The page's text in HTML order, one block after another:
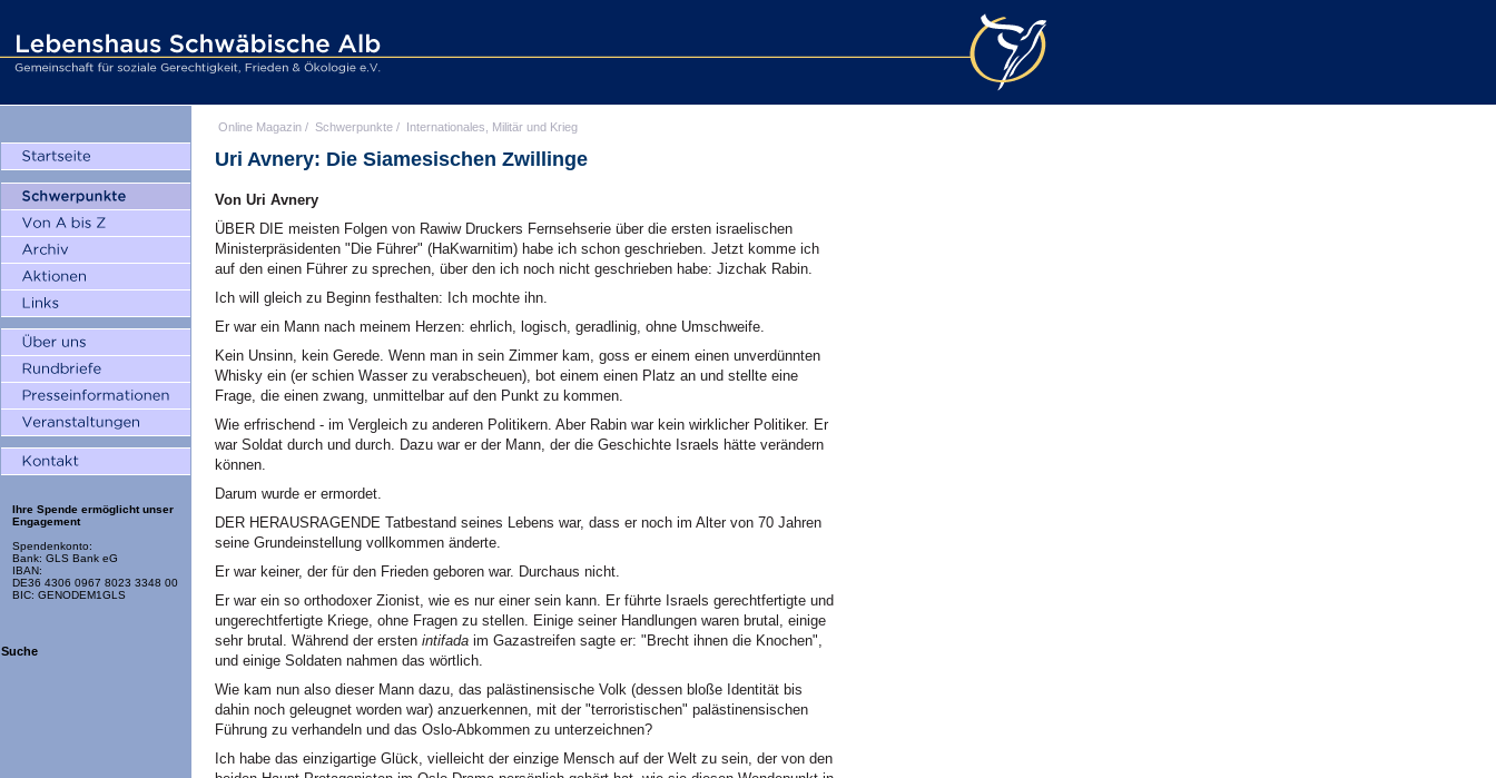
Ihre Spende ermöglicht unser
Engagement
Spendenkonto:
Bank: GLS Bank eG
IBAN:
DE36 4306 0967 8023 3348 00
BIC: GENODEM1GLS
Suche
Online Magazin / Schwerpunkte / Internationales, Militär und Krieg
Uri Avnery: Die Siamesischen Zwillinge
Von Uri Avnery
ÜBER DIE meisten Folgen von Rawiw Druckers Fernsehserie über die ersten israelischen
Ministerpräsidenten "Die Führer" (HaKwarnitim) habe ich schon geschrieben. Jetzt komme ich
auf den einen Führer zu sprechen, über den ich noch nicht geschrieben habe: Jizchak Rabin.
Ich will gleich zu Beginn festhalten: Ich mochte ihn.
Er war ein Mann nach meinem Herzen: ehrlich, logisch, geradlinig, ohne Umschweife.
Kein Unsinn, kein Gerede. Wenn man in sein Zimmer kam, goss er einem einen unverdünnten
Whisky ein (er schien Wasser zu verabscheuen), bot einem einen Platz an und stellte eine
Frage, die einen zwang, unmittelbar auf den Punkt zu kommen.
Wie erfrischend - im Vergleich zu anderen Politikern. Aber Rabin war kein wirklicher Politiker. Er
war Soldat durch und durch. Dazu war er der Mann, der die Geschichte Israels hätte verändern
können.
Darum wurde er ermordet.
DER HERAUSRAGENDE Tatbestand seines Lebens war, dass er noch im Alter von 70 Jahren
seine Grundeinstellung vollkommen änderte.
Er war keiner, der für den Frieden geboren war. Durchaus nicht.
Er war ein so orthodoxer Zionist, wie es nur einer sein kann. Er führte Israels gerechtfertigte und
ungerechtfertigte Kriege, ohne Fragen zu stellen. Einige seiner Handlungen waren brutal, einige
sehr brutal. Während der ersten intifada im Gazastreifen sagte er: "Brecht ihnen die Knochen",
und einige Soldaten nahmen das wörtlich.
Wie kam nun also dieser Mann dazu, das palästinensische Volk (dessen bloße Identität bis
dahin noch geleugnet worden war) anzuerkennen, mit der "terroristischen" palästinensischen
Führung zu verhandeln und das Oslo-Abkommen zu unterzeichnen?
Ich habe das einzigartige Glück, vielleicht der einzige Mensch auf der Welt zu sein, der von den